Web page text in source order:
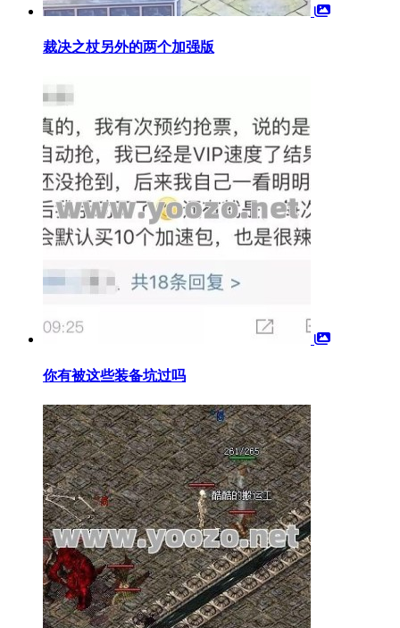
裁决之杖另外的两个加强版
你有被这些装备坑过吗